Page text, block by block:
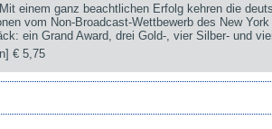
einem ganz beachtlichen Erfolg kehren die
vom Non-Broadcast-Wettbewerb des New
ein Grand Award, drei Gold-, vier Silber- und
€ 5,75